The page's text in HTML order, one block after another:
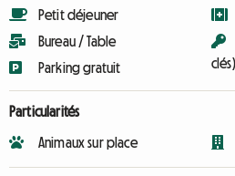
Petit déjeuner
Bureau / Table
Parking gratuit
clés)
Particularités
Animaux sur place